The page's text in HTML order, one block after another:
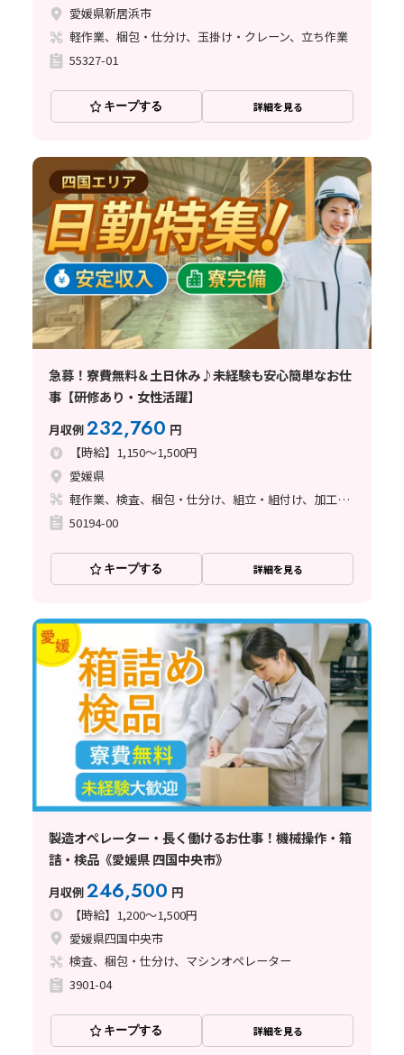
愛媛県新居浜市
軽作業、梱包・仕分け、玉掛け・クレーン、立ち作業
55327-01
キープする 詳細を見る
急募！寮費無料＆土日休み♪未経験も安心簡単なお仕
事【研修あり・女性活躍】
月収例232,760 円
【時給】1,150～1,500円
愛媛県
軽作業、検査、梱包・仕分け、組立・組付け、加工、マシンオペレーター、クリーンルーム、清掃・洗浄、ライン作業、立ち作業
50194-00
キープする 詳細を見る
製造オペレーター・長く働けるお仕事！機械操作・箱
詰・検品《愛媛県 四国中央市》
月収例246,500 円
【時給】1,200～1,500円
愛媛県四国中央市
検査、梱包・仕分け、マシンオペレーター
3901-04
キープする 詳細を見る